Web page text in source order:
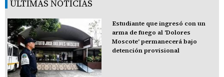
ÚLTIMAS NOTICIAS
Estudiante que ingresó con un
arma de fuego al 'Dolores
Moscote' permanecerá bajo
detención provisional